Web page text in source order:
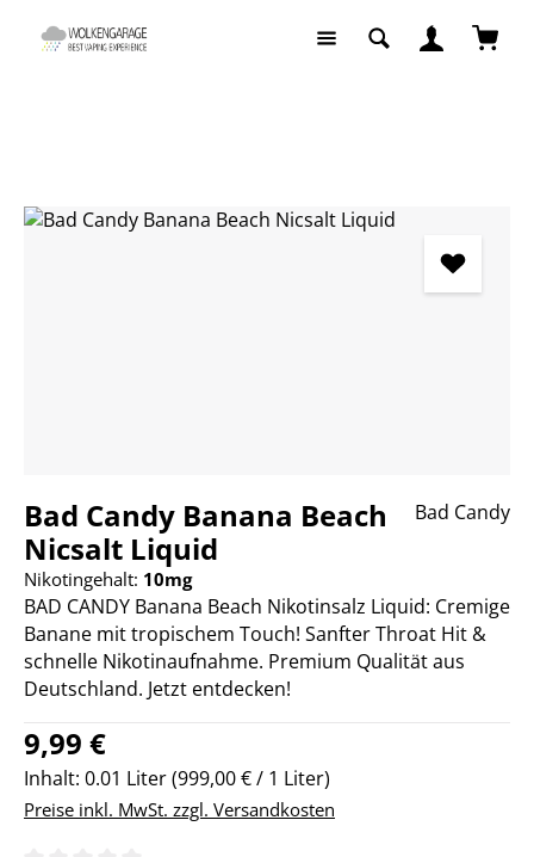
Zum Hauptinhalt springen
Bildergalerie überspringen
Bad Candy Banana Beach
Nicsalt Liquid
Nikotingehalt: 10mg
Bad Candy
BAD CANDY Banana Beach Nikotinsalz Liquid: Cremige
Banane mit tropischem Touch! Sanfter Throat Hit &
schnelle Nikotinaufnahme. Premium Qualität aus
Deutschland. Jetzt entdecken!
Regulärer Preis:
9,99 €
Inhalt: 0.01 Liter(999,00 € / 1 Liter)
Preise inkl. MwSt. zzgl. Versandkosten